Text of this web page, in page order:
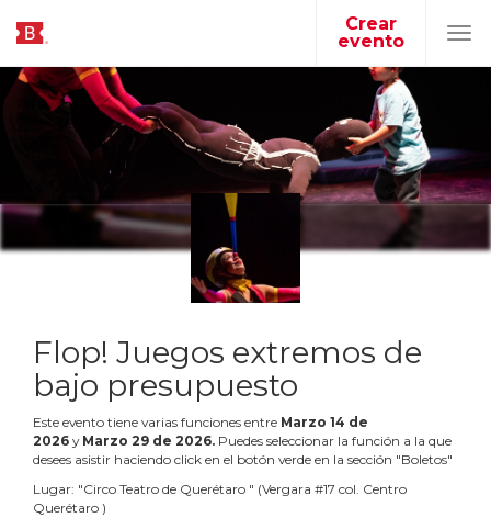
Crear
evento
Flop! Juegos extremos de
bajo presupuesto
Este evento tiene varias funciones entre Marzo 14 de
2026 y Marzo 29 de 2026. Puedes seleccionar la función a la que
desees asistir haciendo click en el botón verde en la sección "Boletos"
Lugar: "Circo Teatro de Querétaro " (Vergara #17 col. Centro
Querétaro )